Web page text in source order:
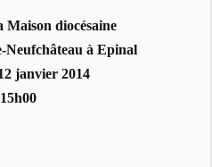
Maison diocésaine
Neufchâteau à Epinal
janvier 2014